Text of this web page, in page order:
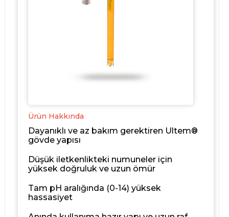
Ürün Hakkında
Dayanıklı ve az bakım gerektiren Ultem®
gövde yapısı
Düşük iletkenlikteki numuneler için
yüksek doğruluk ve uzun ömür
Tam pH aralığında (0-14) yüksek
hassasiyet